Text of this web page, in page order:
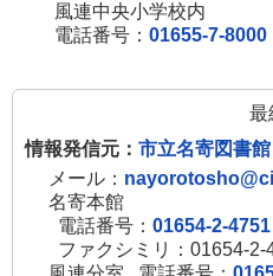
風連中央小学校内
電話番号： 01655-7-8000
最
情報発信元： 市立名寄図書館
メール：
名寄本館
電話番号： 01654-2-4751
ファクシミリ：01654-2-